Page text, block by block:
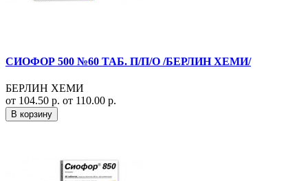
СИОФОР 500 №60 ТАБ. П/П/О /БЕРЛИН ХЕМИ/
БЕРЛИН ХЕМИ
от 104.50 р. от 110.00 р.
В корзину